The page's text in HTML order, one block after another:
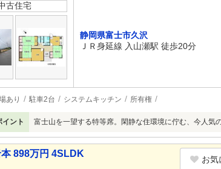
古住宅
静岡県富士市久沢
ＪＲ身延線 入山瀬駅 徒歩20分
あり 駐車2台 システムキッチン 所有権
イント 富士山を一望する特等席。閑静な住環境に佇む、今人気
898万円 4SLDK
お気